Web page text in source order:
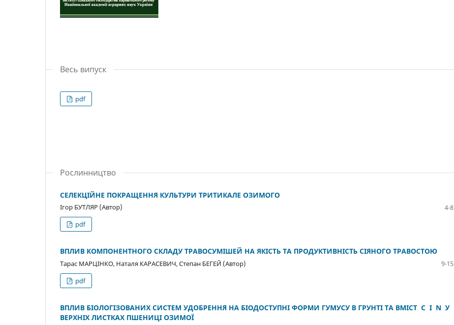
Весь випуск
pdf
Рослинництво
СЕЛЕКЦІЙНЕ ПОКРАЩЕННЯ КУЛЬТУРИ ТРИТИКАЛЕ ОЗИМОГО
Ігор БУТЛЯР (Автор)
4-8
pdf
ВПЛИВ КОМПОНЕНТНОГО СКЛАДУ ТРАВОСУМІШЕЙ НА ЯКІСТЬ ТА ПРОДУКТИВНІСТЬ СІЯНОГО ТРАВОСТОЮ
Тарас МАРЦІНКО, Наталя КАРАСЕВИЧ, Степан БЕГЕЙ (Автор)
9-15
pdf
ВПЛИВ БІОЛОГІЗОВАНИХ СИСТЕМ УДОБРЕННЯ НА БІОДОСТУПНІ ФОРМИ ГУМУСУ В ГРУНТІ ТА ВМІСТ C I N У
ВЕРХНІХ ЛИСТКАХ ПШЕНИЦІ ОЗИМОЇ